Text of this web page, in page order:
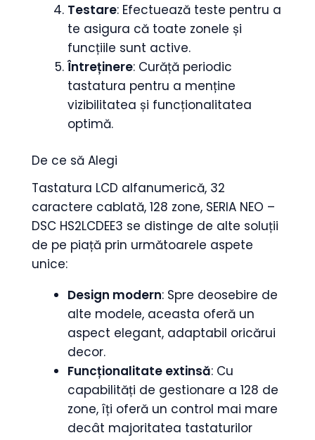
Testare: Efectuează teste pentru a
te asigura că toate zonele și
funcțiile sunt active.
Întreținere: Curăță periodic
tastatura pentru a menține
vizibilitatea și funcționalitatea
optimă.
De ce să Alegi
Tastatura LCD alfanumerică, 32
caractere cablată, 128 zone, SERIA NEO –
DSC HS2LCDEE3 se distinge de alte soluții
de pe piață prin următoarele aspete
unice:
Design modern: Spre deosebire de
alte modele, aceasta oferă un
aspect elegant, adaptabil oricărui
decor.
Funcționalitate extinsă: Cu
capabilități de gestionare a 128 de
zone, îți oferă un control mai mare
decât majoritatea tastaturilor